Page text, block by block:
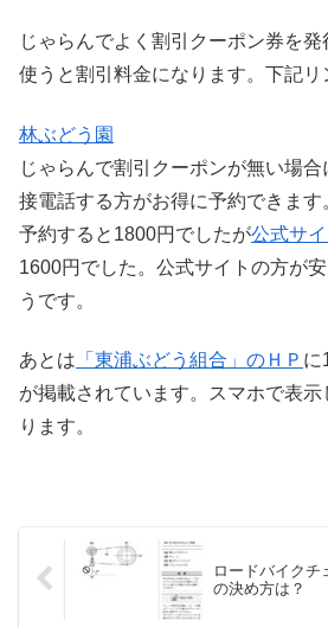
じゃらんでよく割引クーポン券を
使うと割引料金になります。下記リ
林ぶどう園
じゃらんで割引クーポンが無い場
接電話する方がお得に予約できま
予約すると1800円でしたが公式サイ
1600円でした。公式サイトの方が
うです。
あとは 「東浦ぶどう組合」のＨＰ に
が掲載されています。スマホで表
ります。
ロードバイクチ
の決め方は？